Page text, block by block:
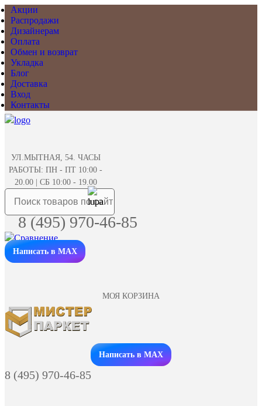
Акции
Распродажи
Дизайнерам
Оплата
Обмен и возврат
Укладка
Блог
Доставка
Вход
Контакты
УЛ.МЫТНАЯ, 54. ЧАСЫ
РАБОТЫ: ПН - ПТ 10:00 -
20.00 | СБ 10:00 - 19.00
8 (495) 970-46-85
Написать в MAX
МОЯ КОРЗИНА
Заказать звонок
Написать в MAX
8 (495) 970-46-85